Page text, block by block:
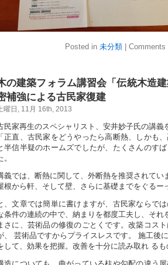
Posted in 未分類 Comments
の建築フォラム講習会「伝統木造
補強による古民家復建
曜日, 11月 16th, 2013
民家再生のスペシャリスト、安井妙子氏の講義
「正直、古民家をどうやったら高断熱、しかも
半信半疑のホームズでしたが、たくさんのす
。
義では、断熱に関して、外断熱を推奨されてい
根から軒、そして壁、さらに基礎までをぐるー
、文章では簡単に書けますが、古民家ならで
条件の連続の中で、納まりを都度工夫し、それ
さに、芸術品の修復のごとくです。改築コス
、 芸術品ですからプライスレスです。 施工後
して、効果を把握。改善を十分に読み取れ る